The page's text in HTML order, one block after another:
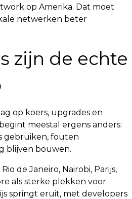
op Amerika. Dat moet
netwerken beter
zijn de echte
op koers, upgrades en
begint meestal ergens anders:
gebruiken, fouten
blijven bouwen.
de Janeiro, Nairobi, Parijs,
als sterke plekken voor
springt eruit, met developers